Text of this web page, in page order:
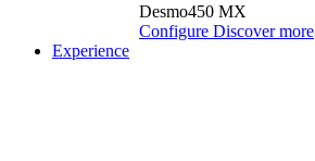
Desmo450 MX
Configure Discover more
Experience